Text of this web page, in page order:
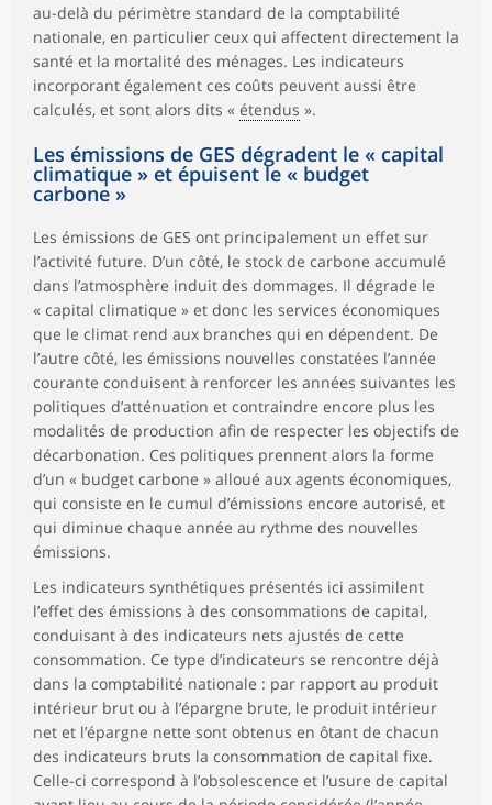
au-delà du périmètre standard de la comptabilité
nationale, en particulier ceux qui affectent directement la
santé et la mortalité des ménages. Les indicateurs
incorporant également ces coûts peuvent aussi être
calculés, et sont alors dits « étendus ».
Les émissions de GES dégradent le « capital
climatique » et épuisent le « budget
carbone »
Les émissions de GES ont principalement un effet sur
l’activité future. D’un côté, le stock de carbone accumulé
dans l’atmosphère induit des dommages. Il dégrade le
« capital climatique » et donc les services économiques
que le climat rend aux branches qui en dépendent. De
l’autre côté, les émissions nouvelles constatées l’année
courante conduisent à renforcer les années suivantes les
politiques d’atténuation et contraindre encore plus les
modalités de production afin de respecter les objectifs de
décarbonation. Ces politiques prennent alors la forme
d’un « budget carbone » alloué aux agents économiques,
qui consiste en le cumul d’émissions encore autorisé, et
qui diminue chaque année au rythme des nouvelles
émissions.
Les indicateurs synthétiques présentés ici assimilent
l’effet des émissions à des consommations de capital,
conduisant à des indicateurs nets ajustés de cette
consommation. Ce type d’indicateurs se rencontre déjà
dans la comptabilité nationale : par rapport au produit
intérieur brut ou à l’épargne brute, le produit intérieur
net et l’épargne nette sont obtenus en ôtant de chacun
des indicateurs bruts la consommation de capital fixe.
Celle-ci correspond à l’obsolescence et l’usure de capital